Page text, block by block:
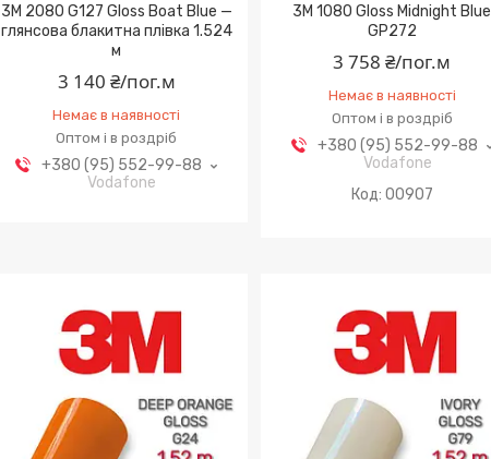
3M 2080 G127 Gloss Boat Blue —
глянсова блакитна плівка 1.524
м
3 140 ₴/пог.м
Немає в наявності
Оптом і в роздріб
+380 (95) 552-99-88
Vodafone
3M 1080 Gloss Midnight Blue
GP272
3 758 ₴/пог.м
Немає в наявності
Оптом і в роздріб
+380 (95) 552-99-88
Vodafone
00907